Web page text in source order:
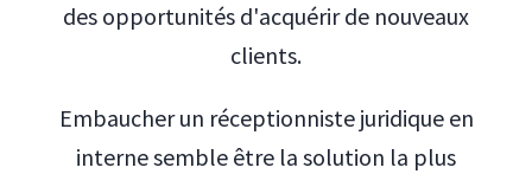
des opportunités d'acquérir de nouveaux
clients.
Embaucher un réceptionniste juridique en
interne semble être la solution la plus